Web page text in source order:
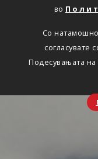
во
Со
согласувате
Подесувањата